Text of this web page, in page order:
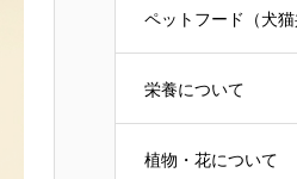
ペットフード（犬猫
栄養について
植物・花について